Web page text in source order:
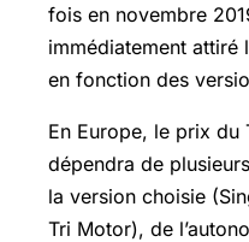
fois en novembre
immédiatement attiré
en fonction des
En Europe, le prix du
dépendra de
la version choisie
Tri Motor), de